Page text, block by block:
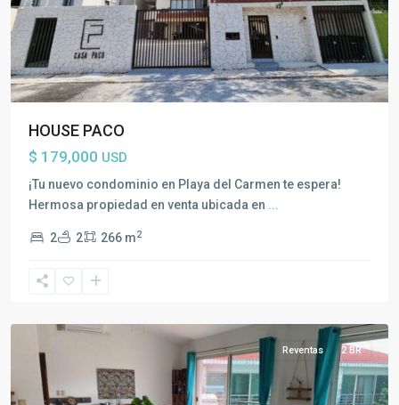
HOUSE PACO
$ 179,000 USD
¡Tu nuevo condominio en Playa del Carmen te espera!
Hermosa propiedad en venta ubicada en ...
2 2 266 m2
Reventas 2 BR